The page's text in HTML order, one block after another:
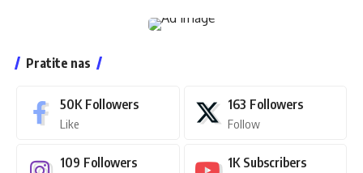
Pratite nas
50K Followers
Like
163 Followers
Follow
109 Followers 1K Subscribers